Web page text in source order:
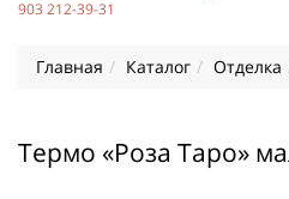
903 212-39-31
Главная Каталог Отделка
Термо «Роза Таро»